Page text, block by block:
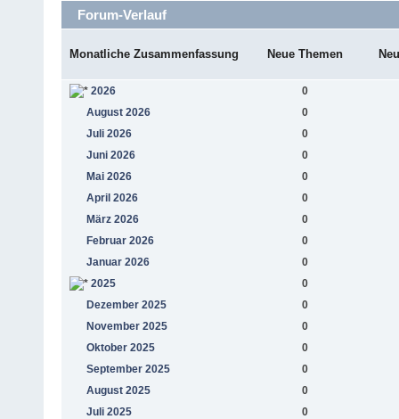
Forum-Verlauf
Monatliche Zusammenfassung Neue Themen
2026
0
August 2026
0
Juli 2026
0
Juni 2026
0
Mai 2026
0
April 2026
0
März 2026
0
Februar 2026
0
Januar 2026
0
2025
0
Dezember 2025
0
November 2025
0
Oktober 2025
0
September 2025
0
August 2025
0
Juli 2025
0